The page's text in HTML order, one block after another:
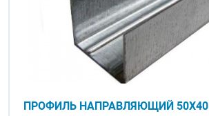
ПРОФИЛЬ НАПРАВЛЯЮЩИЙ 50Х40